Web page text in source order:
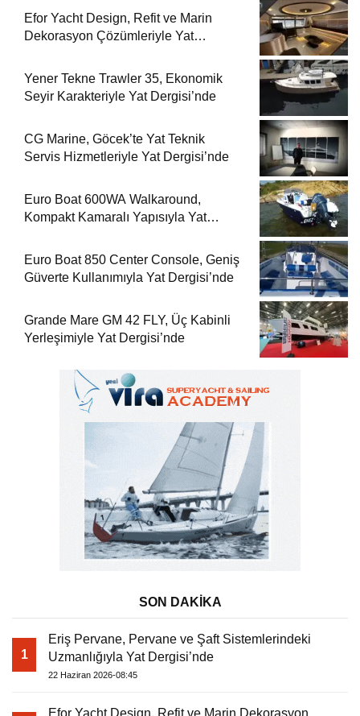
Efor Yacht Design, Refit ve Marin
Dekorasyon Çözümleriyle Yat
Yener Tekne Trawler 35, Ekonomik
Seyir Karakteriyle Yat Dergisi’nde
CG Marine, Göcek’te Yat Teknik
Servis Hizmetleriyle Yat Dergisi’nde
Euro Boat 600WA Walkaround,
Kompakt Kamaralı Yapısıyla Yat
Euro Boat 850 Center Console, Geniş
Güverte Kullanımıyla Yat Dergisi’nde
Grande Mare GM 42 FLY, Üç Kabinli
Yerleşimiyle Yat Dergisi’nde
SON DAKİKA
1
Eriş Pervane, Pervane ve Şaft Sistemlerindeki
Uzmanlığıyla Yat Dergisi’nde
22 Haziran 2026-08:45